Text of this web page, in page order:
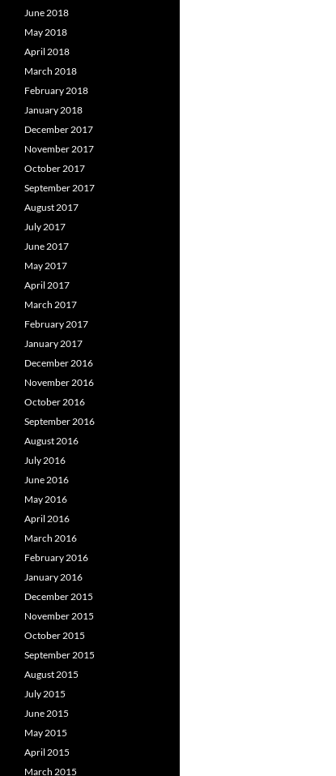
June 2018
May 2018
April 2018
March 2018
February 2018
January 2018
December 2017
November 2017
October 2017
September 2017
August 2017
July 2017
June 2017
May 2017
April 2017
March 2017
February 2017
January 2017
December 2016
November 2016
October 2016
September 2016
August 2016
July 2016
June 2016
May 2016
April 2016
March 2016
February 2016
January 2016
December 2015
November 2015
October 2015
September 2015
August 2015
July 2015
June 2015
May 2015
April 2015
March 2015